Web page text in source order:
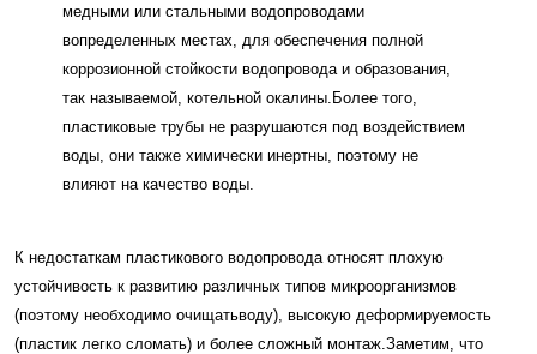
медными или стальными водопроводами
вопределенных местах, для обеспечения полной
коррозионной стойкости водопровода и образования,
так называемой, котельной окалины.Более того,
пластиковые трубы не разрушаются под воздействием
воды, они также химически инертны, поэтому не
влияют на качество воды.
К недостаткам пластикового водопровода относят плохую
устойчивость к развитию различных типов микроорганизмов
(поэтому необходимо очищатьводу), высокую деформируемость
(пластик легко сломать) и более сложный монтаж.Заметим, что